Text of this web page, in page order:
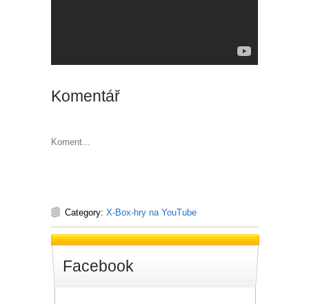
Komentář
Koment...
Category: X-Box-hry na YouTube
Facebook